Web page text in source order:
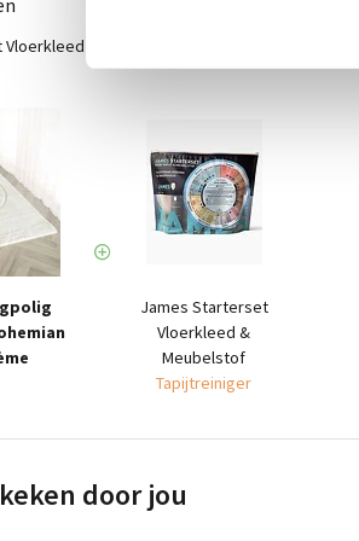
& Meubelstof - Tapijtreiniger
James Starterset
Vloerkleed &
Meubelstof
Tapijtreiniger
door jou